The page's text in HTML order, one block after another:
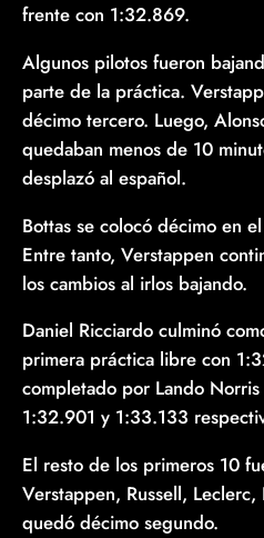
frente con 1:32.869.
Algunos pilotos fueron
parte de la práctica.
décimo tercero. Luego,
quedaban menos de 10
desplazó al español.
Bottas se colocó décimo en
Entre tanto, Verstappen
los cambios al irlos bajando.
Daniel Ricciardo culminó
primera práctica libre con
completado por Lando
1:32.901 y 1:33.133
El resto de los primeros 10
Verstappen, Russell,
quedó décimo segundo.